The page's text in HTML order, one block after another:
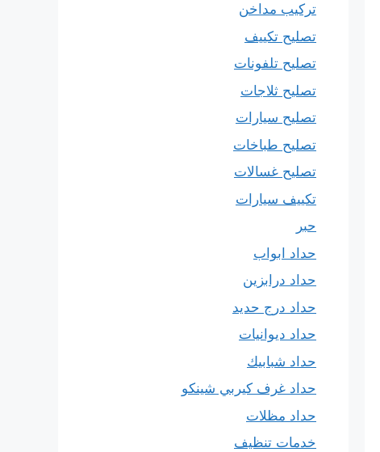
تركيب مداخن
تصليح تكييف
تصليح تلفونات
تصليح ثلاجات
تصليح سيارات
تصليح طباخات
تصليح غسالات
تكييف سيارات
حبر
حداد ابواب
حداد درابزين
حداد درج حديد
حداد ديوانيات
حداد شبابيك
حداد غرف كيربي شينكو
حداد مظلات
خدمات تنظيف